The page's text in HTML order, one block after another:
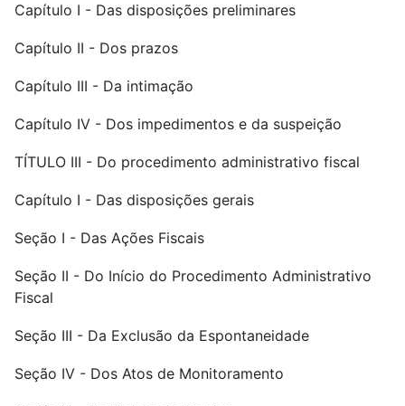
Capítulo I - Das disposições preliminares
Capítulo II - Dos prazos
Capítulo III - Da intimação
Capítulo IV - Dos impedimentos e da suspeição
TÍTULO III - Do procedimento administrativo fiscal
Capítulo I - Das disposições gerais
Seção I - Das Ações Fiscais
Seção II - Do Início do Procedimento Administrativo
Fiscal
Seção III - Da Exclusão da Espontaneidade
Seção IV - Dos Atos de Monitoramento